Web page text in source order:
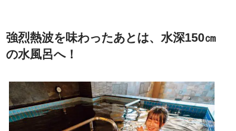
強烈熱波を味わったあとは、水深150㎝
の水風呂へ！